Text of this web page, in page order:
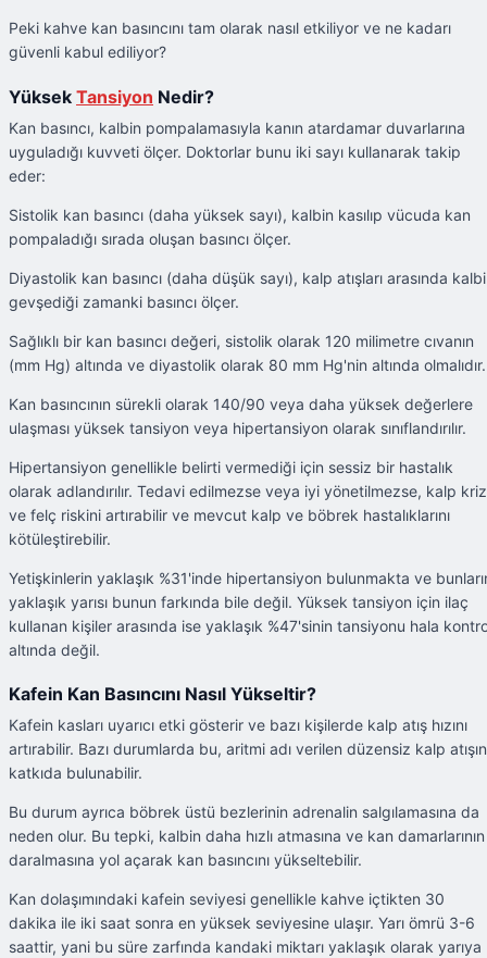
Peki kahve kan basıncını tam olarak nasıl etkiliyor ve ne kadarı
güvenli kabul ediliyor?
Yüksek Tansiyon Nedir?
Kan basıncı, kalbin pompalamasıyla kanın atardamar duvarlarına
uyguladığı kuvveti ölçer. Doktorlar bunu iki sayı kullanarak takip
eder:
Sistolik kan basıncı (daha yüksek sayı), kalbin kasılıp vücuda kan
pompaladığı sırada oluşan basıncı ölçer.
Diyastolik kan basıncı (daha düşük sayı), kalp atışları arasında
gevşediği zamanki basıncı ölçer.
Sağlıklı bir kan basıncı değeri, sistolik olarak 120 milimetre cıvanın
(mm Hg) altında ve diyastolik olarak 80 mm Hg'nin altında olmalıdır.
Kan basıncının sürekli olarak 140/90 veya daha yüksek değerlere
ulaşması yüksek tansiyon veya hipertansiyon olarak sınıflandırılır.
Hipertansiyon genellikle belirti vermediği için sessiz bir hastalık
olarak adlandırılır. Tedavi edilmezse veya iyi yönetilmezse, kalp
ve felç riskini artırabilir ve mevcut kalp ve böbrek hastalıklarını
kötüleştirebilir.
Yetişkinlerin yaklaşık %31'inde hipertansiyon bulunmakta ve
yaklaşık yarısı bunun farkında bile değil. Yüksek tansiyon için ilaç
kullanan kişiler arasında ise yaklaşık %47'sinin tansiyonu hala
altında değil.
Kafein Kan Basıncını Nasıl Yükseltir?
Kafein kasları uyarıcı etki gösterir ve bazı kişilerde kalp atış hızını
artırabilir. Bazı durumlarda bu, aritmi adı verilen düzensiz kalp
katkıda bulunabilir.
Bu durum ayrıca böbrek üstü bezlerinin adrenalin salgılamasına da
neden olur. Bu tepki, kalbin daha hızlı atmasına ve kan damarlarının
daralmasına yol açarak kan basıncını yükseltebilir.
Kan dolaşımındaki kafein seviyesi genellikle kahve içtikten 30
dakika ile iki saat sonra en yüksek seviyesine ulaşır. Yarı ömrü 3-6
saattir, yani bu süre zarfında kandaki miktarı yaklaşık olarak yarıya